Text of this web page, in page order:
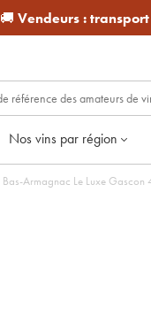
🚚 Vendeurs :
Nos vins par région